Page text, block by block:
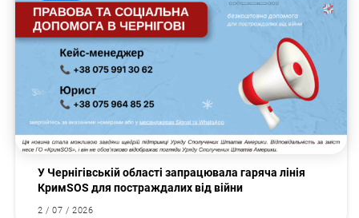
У Чернігівській області запрацювала гаряча лінія
КримSOS для постраждалих від війни
2 / 07 / 2026